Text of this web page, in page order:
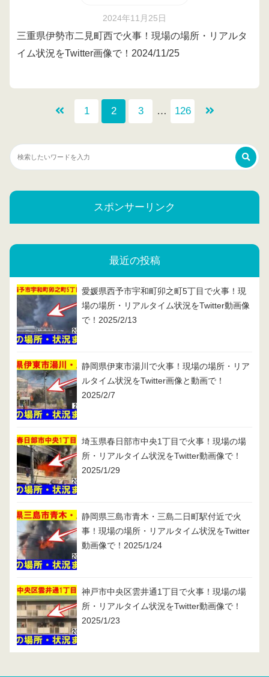
2024年11月25日
三重県伊勢市二見町西で火事！現場の場所・リアルタ
イム状況をTwitter画像で！2024/11/25
1 2 3 … 126
スポンサーリンク
最近の投稿
愛媛県西予市宇和町卯之町5丁目で火事！現
場の場所・リアルタイム状況をTwitter動画像
で！2025/2/13
静岡県伊東市湯川で火事！現場の場所・リア
ルタイム状況をTwitter画像と動画で！
2025/2/7
埼玉県春日部市中央1丁目で火事！現場の場
所・リアルタイム状況をTwitter動画像で！
2025/1/29
静岡県三島市青木・三島二日町駅付近で火
事！現場の場所・リアルタイム状況をTwitter
動画像で！2025/1/24
神戸市中央区雲井通1丁目で火事！現場の場
所・リアルタイム状況をTwitter動画像で！
2025/1/23